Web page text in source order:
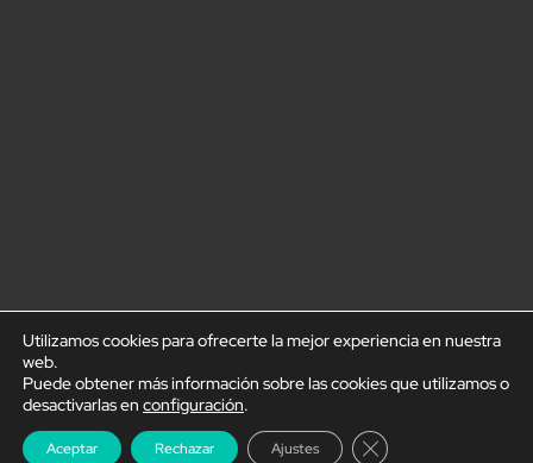
Utilizamos cookies para ofrecerte la mejor experiencia en nuestra
web.
Puede obtener más información sobre las cookies que utilizamos o
desactivarlas en configuración.
Aceptar Rechazar Ajustes Cerrar el banner de